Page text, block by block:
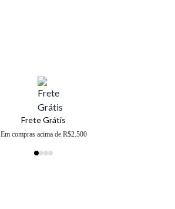
Frete Grátis
Em compras acima de R$2.500